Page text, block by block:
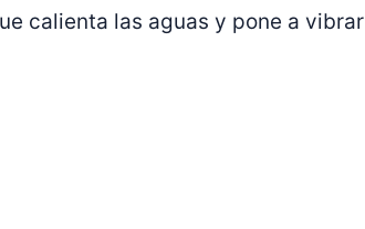
calienta las aguas y pone a vibrar